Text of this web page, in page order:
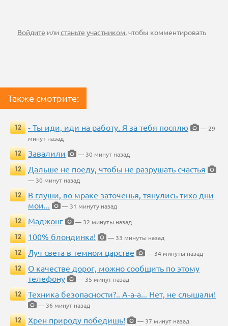
Войдите илистаньте участником, чтобы комментировать
Также смотрите:
12 - Ты иди, иди на работу. Я за тебя посплю
— 29
минут назад
12
Завалили
— 30 минут назад
12
Дальше не поеду, чтобы не разрушать счастья
— 30 минут назад
12
В глуши, во мраке заточенья, тянулись тихо дни
мои...
— 31 минуту назад
12
Маджонг
— 32 минуты назад
12
100% блондинка!
— 33 минуты назад
12
Луч света в темном царстве
— 34 минуты назад
12
О качестве дорог, можно сообщить по этому
телефону
— 35 минут назад
12
Техника безопасности?.. А-а-а... Нет, не слышали!
— 36 минут назад
12
Хрен природу победишь! — 37 минут назад